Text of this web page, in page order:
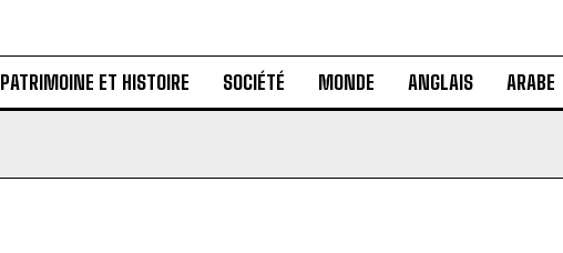
PATRIMOINE ET HISTOIRE SOCIÉTÉ MONDE ANGLAIS ARABE